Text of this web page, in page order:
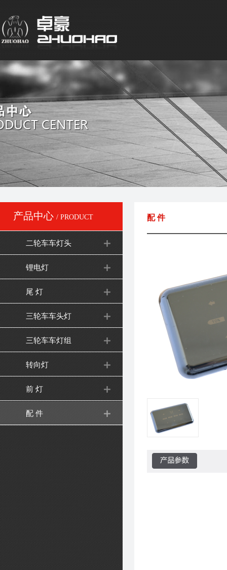
产品中心 / PRODUCT
二轮车车灯头
锂电灯
尾 灯
三轮车车头灯
三轮车车灯组
转向灯
前 灯
配 件
配 件